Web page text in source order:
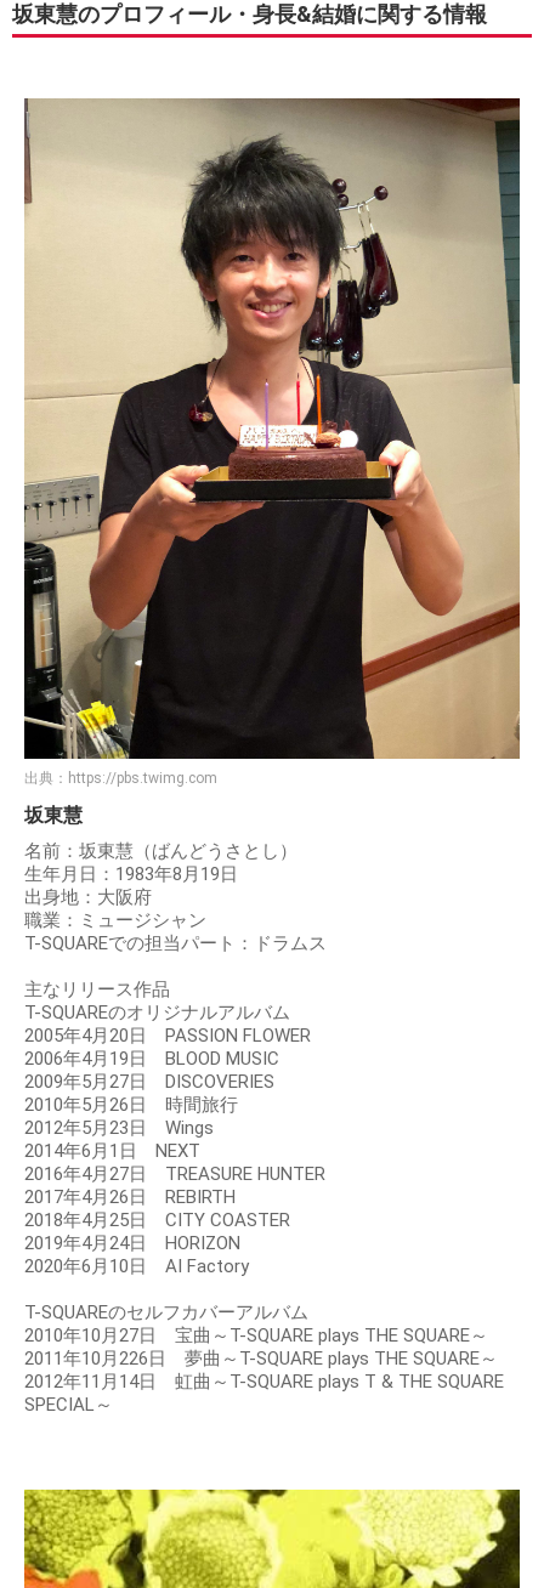
坂東慧のプロフィール・身長&結婚に関する情報
出典： https://pbs.twimg.com
坂東慧
名前：坂東慧（ばんどうさとし）
生年月日：1983年8月19日
出身地：大阪府
職業：ミュージシャン
T-SQUAREでの担当パート：ドラムス
主なリリース作品
T-SQUAREのオリジナルアルバム
2005年4月20日 PASSION FLOWER
2006年4月19日 BLOOD MUSIC
2009年5月27日 DISCOVERIES
2010年5月26日 時間旅行
2012年5月23日 Wings
2014年6月1日 NEXT
2016年4月27日 TREASURE HUNTER
2017年4月26日 REBIRTH
2018年4月25日 CITY COASTER
2019年4月24日 HORIZON
2020年6月10日 AI Factory
T-SQUAREのセルフカバーアルバム
2010年10月27日 宝曲～T-SQUARE plays THE SQUARE～
2011年10月226日 夢曲～T-SQUARE plays THE SQUARE～
2012年11月14日 虹曲～T-SQUARE plays T & THE SQUARE
SPECIAL～